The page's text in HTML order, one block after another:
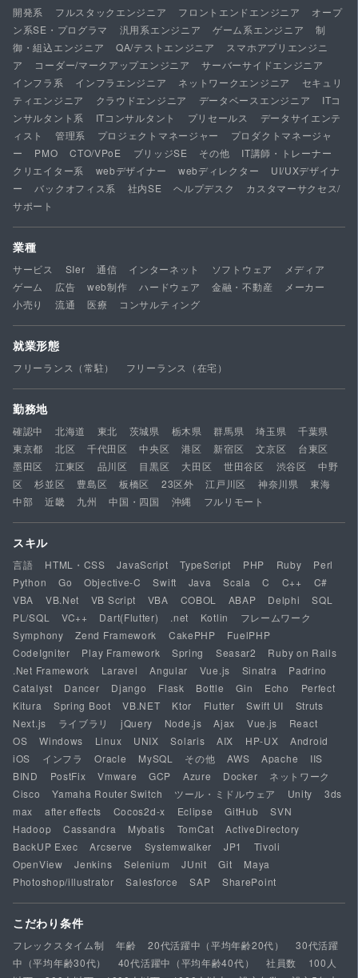
開発系 フルスタックエンジニア フロントエンドエンジニア
オープ
ン系SE・プログラマ
汎用系エンジニア ゲーム系エンジニア
制
御・組込エンジニア
QA/テストエンジニア
スマホアプリエンジニ
ア
コーダー/マークアップエンジニア
サーバーサイドエンジニア
インフラ系
インフラエンジニア ネットワークエンジニア
セキュリ
ティエンジニア
クラウドエンジニア データベースエンジニア
ITコ
ンサルタント系
ITコンサルタント プリセールス
データサイエンテ
ィスト
管理系 プロジェクトマネージャー
プロダクトマネージャ
ー
PMO CTO/VPoE ブリッジSE その他
IT講師・トレーナー
クリエイター系
webデザイナー webディレクター
UI/UXデザイナ
ー
バックオフィス系 社内SE ヘルプデスク
カスタマーサクセス/
サポート
業種
サービス SIer 通信 インターネット ソフトウェア
メディア
ゲーム
広告 web制作 ハードウェア 金融・不動産
メーカー
小売り
流通 医療 コンサルティング
就業形態
フリーランス（常駐） フリーランス（在宅）
勤務地
確認中 北海道 東北 茨城県 栃木県 群馬県 埼玉県
千葉県
東京都
北区 千代田区 中央区 港区 新宿区 文京区
台東区
墨田区
江東区 品川区 目黒区 大田区 世田谷区 渋谷区
中野
区
杉並区 豊島区 板橋区 23区外 江戸川区 神奈川県
東海
中部
近畿 九州 中国・四国 沖縄 フルリモート
スキル
言語 HTML・CSS JavaScript TypeScript PHP Ruby
Perl
Python
Go Objective-C Swift Java Scala C C++
C#
VBA
VB.Net VB Script VBA COBOL ABAP Delphi
SQL
PL/SQL
VC++ Dart(Flutter) .net Kotlin
フレームワーク
Symphony
Zend Framework CakePHP
FuelPHP
CodeIgniter
Play Framework Spring Seasar2
Ruby on Rails
.Net Framework
Laravel Angular Vue.js Sinatra
Padrino
Catalyst
Dancer Django Flask Bottle Gin Echo
Perfect
Kitura
Spring Boot VB.NET Ktor Flutter Swift UI
Struts
Next.js
ライブラリ jQuery Node.js Ajax Vue.js
React
OS
Windows Linux UNIX Solaris AIX HP-UX
Android
iOS
インフラ Oracle MySQL その他 AWS Apache
IIS
BIND
PostFix Vmware GCP Azure Docker
ネットワーク
Cisco
Yamaha Router Switch ツール・ミドルウェア Unity
3ds
max
after effects Cocos2d-x Eclipse GitHub
SVN
Hadoop
Cassandra Mybatis TomCat
ActiveDirectory
BackUP Exec
Arcserve Systemwalker JP1
Tivoli
OpenView
Jenkins Selenium JUnit Git
Maya
Photoshop/illustrator
Salesforce SAP SharePoint
こだわり条件
フレックスタイム制 年齢 20代活躍中（平均年齢20代）
30代活躍
中（平均年齢30代）
40代活躍中（平均年齢40代） 社員数
100人